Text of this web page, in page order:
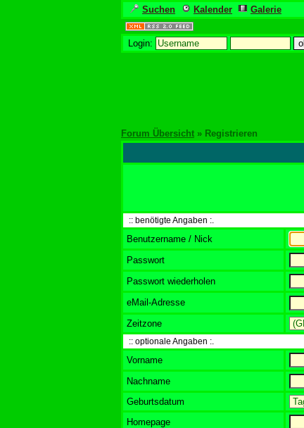
Suchen Kalender Galerie
Login:
Forum Übersicht » Registrieren
:: benötigte Angaben :.
Benutzername / Nick
Passwort
Passwort wiederholen
eMail-Adresse
Zeitzone
:: optionale Angaben :.
Vorname
Nachname
Geburtsdatum
Homepage